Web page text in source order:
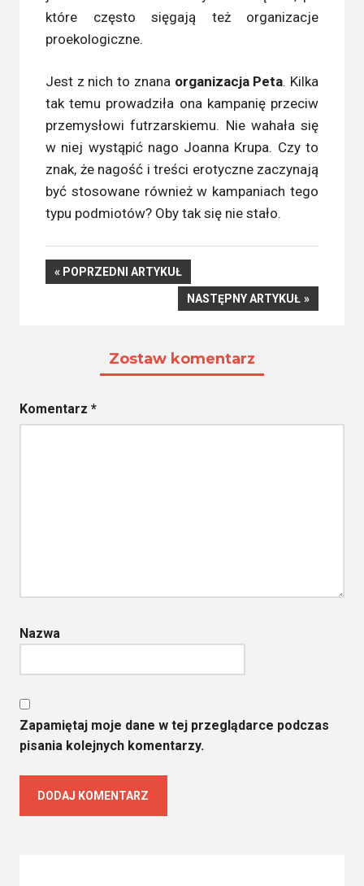
które często sięgają też organizacje
proekologiczne.
Jest z nich to znana organizacja Peta. Kilka
tak temu prowadziła ona kampanię przeciw
przemysłowi futrzarskiemu. Nie wahała się
w niej wystąpić nago Joanna Krupa. Czy to
znak, że nagość i treści erotyczne zaczynają
być stosowane również w kampaniach tego
typu podmiotów? Oby tak się nie stało.
Nawigacja
POPRZEDNI
POPRZEDNI ARTYKUŁ
NASTĘPNY
NASTĘPNY ARTYKUŁ
Zostaw komentarz
Komentarz *
Nazwa
Zapamiętaj moje dane w tej przeglądarce podczas
pisania kolejnych komentarzy.